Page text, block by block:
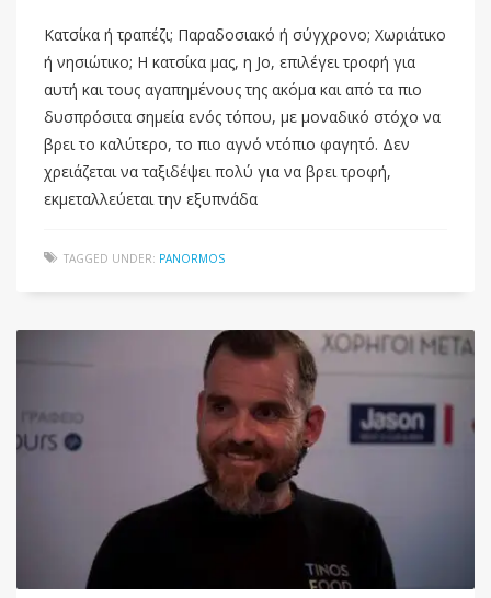
Κατσίκα ή τραπέζι; Παραδοσιακό ή σύγχρονο; Χωριάτικο
ή νησιώτικο; Η κατσίκα μας, η Jo, επιλέγει τροφή για
αυτή και τους αγαπημένους της ακόμα και από τα πιο
δυσπρόσιτα σημεία ενός τόπου, με μοναδικό στόχο να
βρει το καλύτερο, το πιο αγνό ντόπιο φαγητό. Δεν
χρειάζεται να ταξιδέψει πολύ για να βρει τροφή,
εκμεταλλεύεται την εξυπνάδα
TAGGED UNDER: PANORMOS